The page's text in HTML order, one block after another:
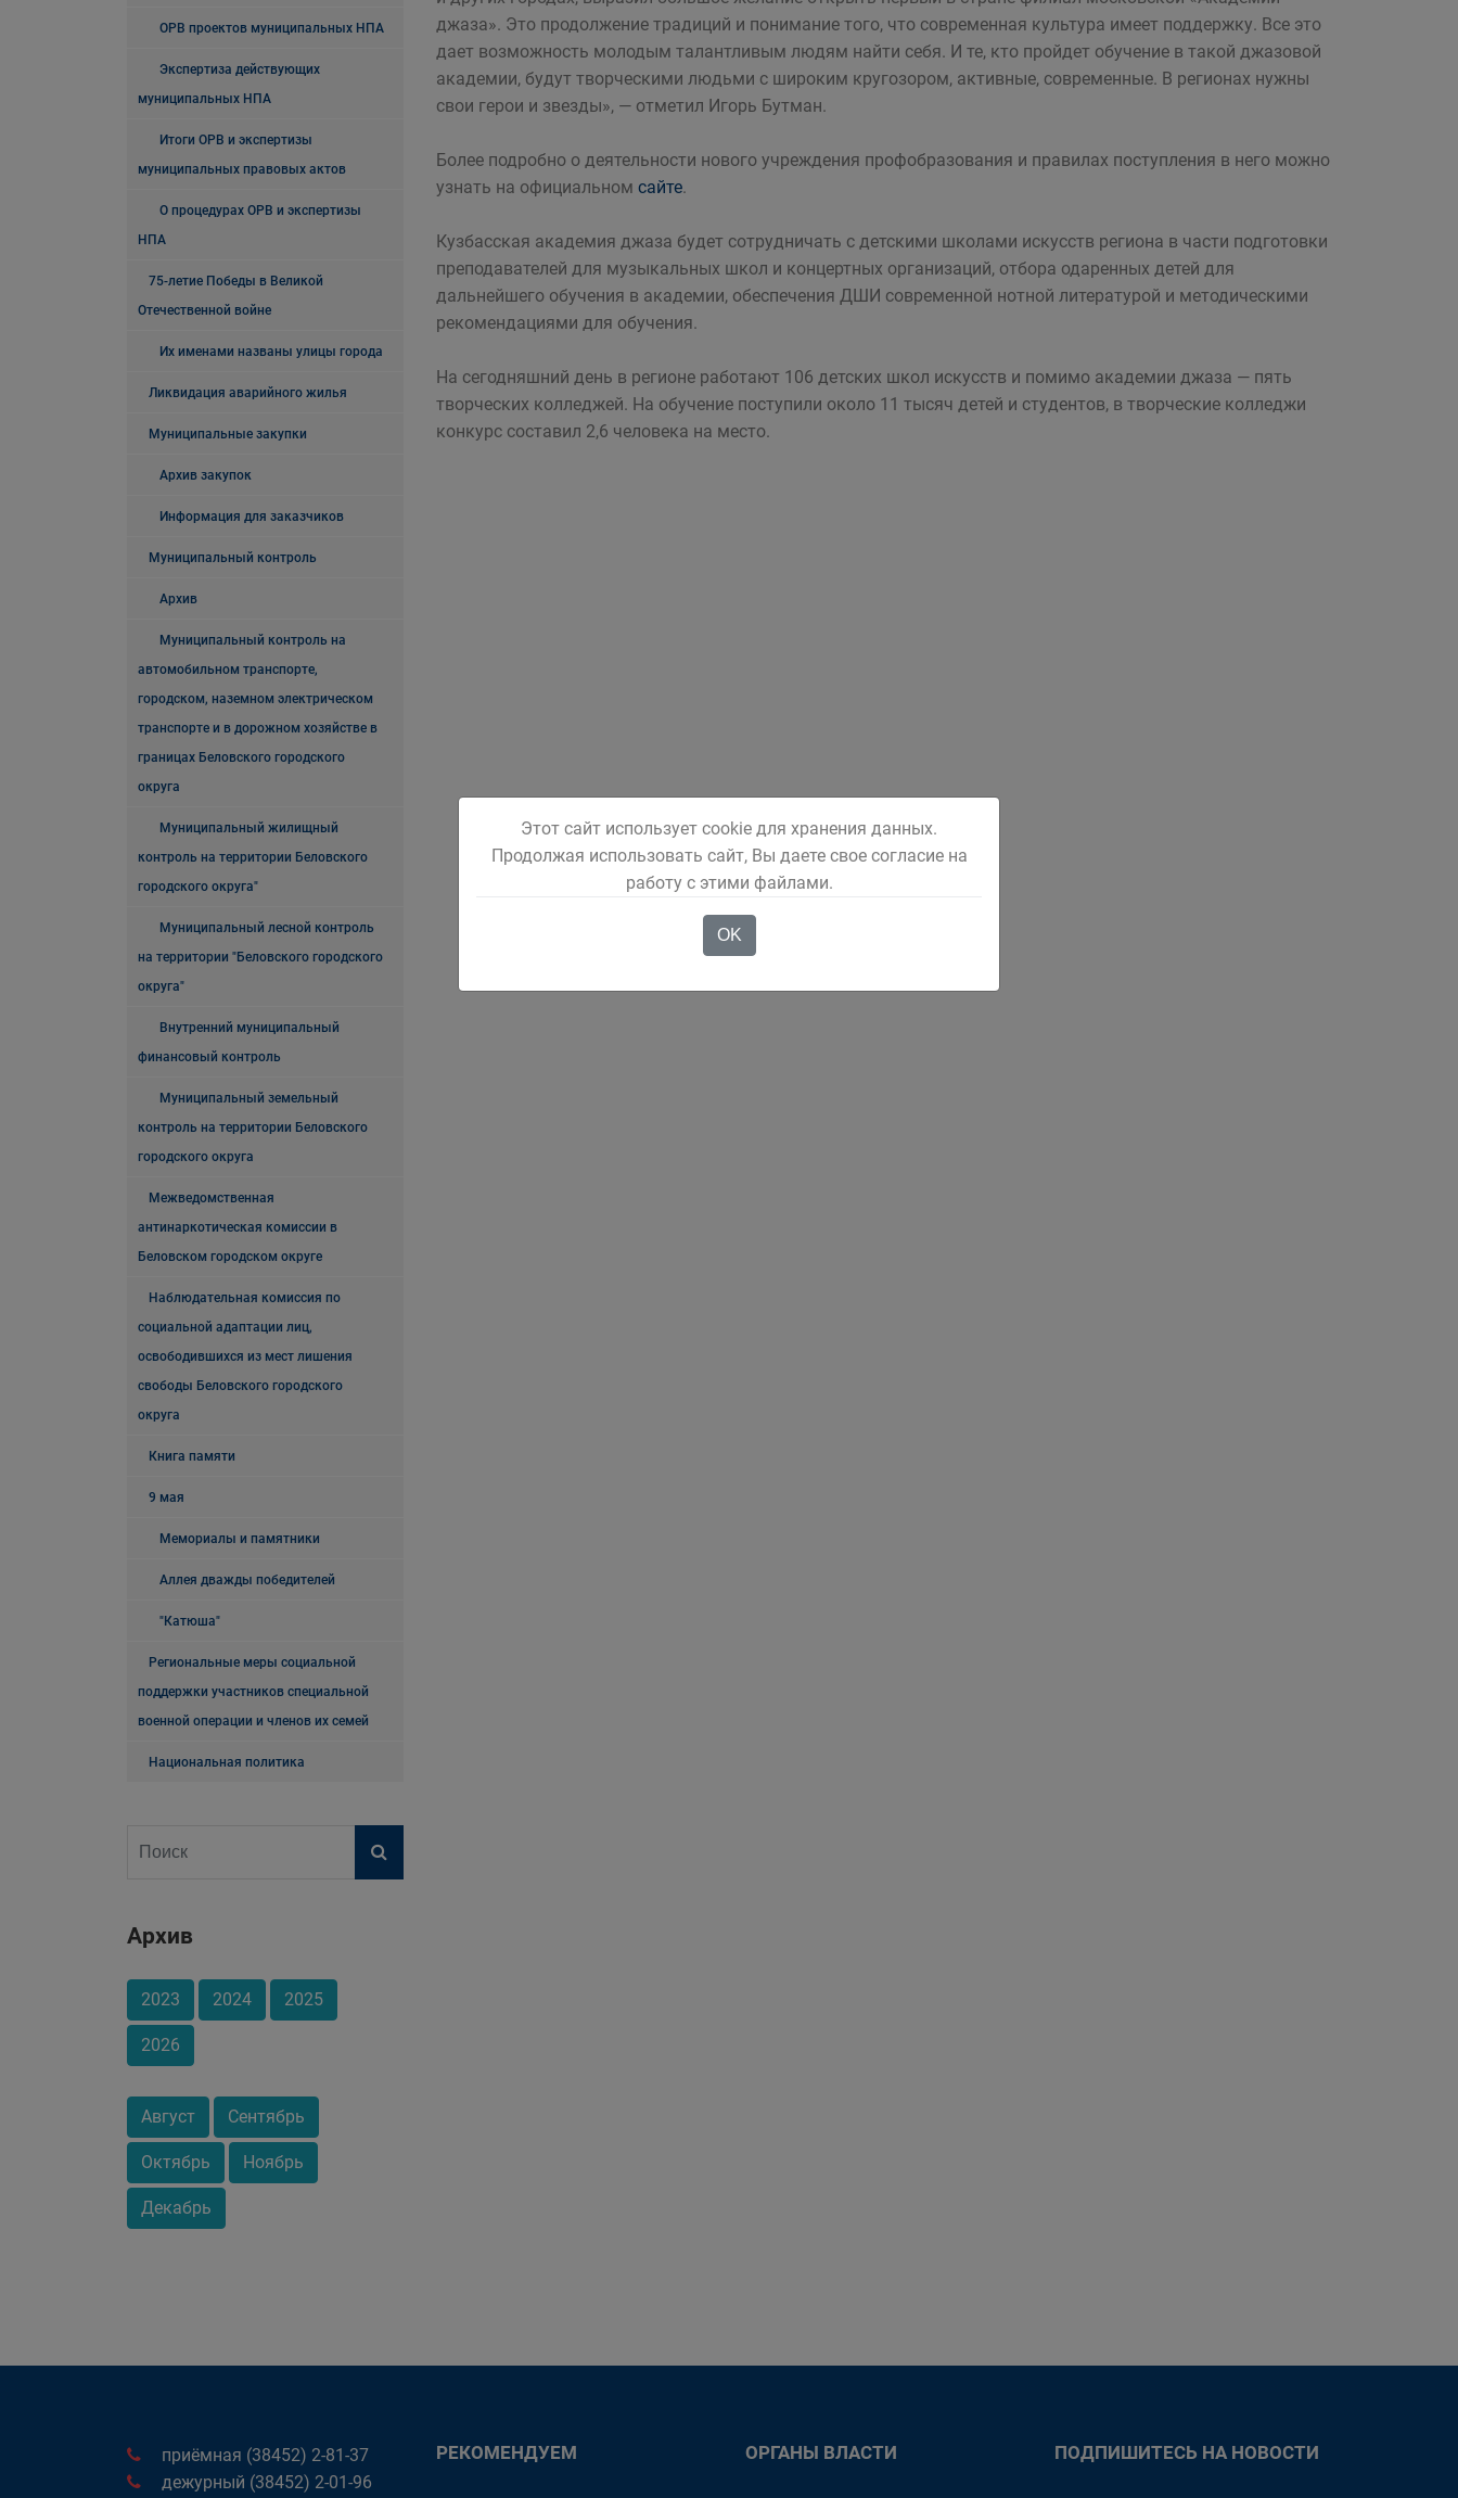
ОРВ проектов муниципальных НПА
Экспертиза действующих
муниципальных НПА
Итоги ОРВ и экспертизы
муниципальных правовых актов
О процедурах ОРВ и экспертизы
НПА
75-летие Победы в Великой
Отечественной войне
Их именами названы улицы города
Ликвидация аварийного жилья
Муниципальные закупки
Архив закупок
Информация для заказчиков
Муниципальный контроль
Архив
Муниципальный контроль на
автомобильном транспорте,
городском, наземном электрическом
транспорте и в дорожном хозяйстве в
границах Беловского городского
округа
Муниципальный жилищный
контроль на территории Беловского
городского округа"
Муниципальный лесной контроль
на территории "Беловского городского
округа"
Внутренний муниципальный
финансовый контроль
Муниципальный земельный
контроль на территории Беловского
городского округа
Межведомственная
антинаркотическая комиссии в
Беловском городском округе
Наблюдательная комиссия по
социальной адаптации лиц,
освободившихся из мест лишения
свободы Беловского городского
округа
Книга памяти
9 мая
Мемориалы и памятники
Аллея дважды победителей
"Катюша"
Региональные меры социальной
поддержки участников специальной
военной операции и членов их семей
Национальная политика
Архив
2023 2024 2025
2026
Август Сентябрь
Октябрь Ноябрь
Декабрь
джаза». Это продолжение традиций и понимание того, что современная культура имеет поддержку. Все это
дает возможность молодым талантливым людям найти себя. И те, кто пройдет обучение в такой джазовой
академии, будут творческими людьми с широким кругозором, активные, современные. В регионах нужны
свои герои и звезды», — отметил Игорь Бутман.
Более подробно о деятельности нового учреждения профобразования и правилах поступления в него можно
узнать на официальном сайте.
Кузбасская академия джаза будет сотрудничать с детскими школами искусств региона в части подготовки
преподавателей для музыкальных школ и концертных организаций, отбора одаренных детей для
дальнейшего обучения в академии, обеспечения ДШИ современной нотной литературой и методическими
рекомендациями для обучения.
На сегодняшний день в регионе работают 106 детских школ искусств и помимо академии джаза — пять
творческих колледжей. На обучение поступили около 11 тысяч детей и студентов, в творческие колледжи
конкурс составил 2,6 человека на место.
приёмная (38452) 2-81-37
дежурный (38452) 2-01-96
РЕКОМЕНДУЕМ ОРГАНЫ ВЛАСТИ ПОДПИШИТЕСЬ НА НОВОСТИ
Этот сайт использует cookie для хранения данных.
Продолжая использовать сайт, Вы даете свое согласие на
работу с этими файлами.
OK